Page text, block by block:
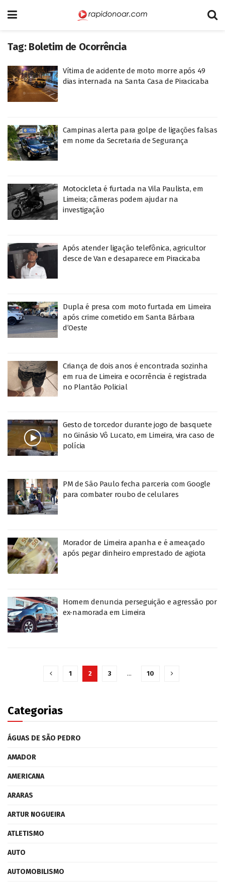
Tag: Boletim de Ocorrência
Vítima de acidente de moto morre após 49
dias internada na Santa Casa de Piracicaba
Campinas alerta para golpe de ligações falsas
em nome da Secretaria de Segurança
Motocicleta é furtada na Vila Paulista, em
Limeira; câmeras podem ajudar na
investigação
Após atender ligação telefônica, agricultor
desce de Van e desaparece em Piracicaba
Dupla é presa com moto furtada em Limeira
após crime cometido em Santa Bárbara
d’Oeste
Criança de dois anos é encontrada sozinha
em rua de Limeira e ocorrência é registrada
no Plantão Policial
Gesto de torcedor durante jogo de basquete
no Ginásio Vô Lucato, em Limeira, vira caso de
polícia
PM de São Paulo fecha parceria com Google
para combater roubo de celulares
Morador de Limeira apanha e é ameaçado
após pegar dinheiro emprestado de agiota
Homem denuncia perseguição e agressão por
ex-namorada em Limeira
1 2 3 … 10
Categorias
ÁGUAS DE SÃO PEDRO
AMADOR
AMERICANA
ARARAS
ARTUR NOGUEIRA
ATLETISMO
AUTO
AUTOMOBILISMO